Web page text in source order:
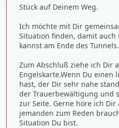
Stück auf Deinem Weg.
Ich möchte mit Dir
Situation finden, damit auch
kannst am Ende des Tunnels.
Zum Abschluß ziehe ich Dir
Engelskarte.Wenn Du einen
hast, der Dir sehr nahe
der Trauerbewältigung und
zur Seite. Gerne höre ich Dir
jemanden zum Reden
Situation Du bist.